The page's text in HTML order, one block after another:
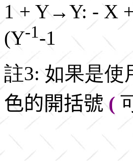
1 + Y→Y: - X
(Y-1-1
註3: 如果是使
色的開括號(